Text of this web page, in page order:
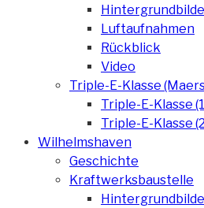
Luftaufnahmen
Rückblick
Video
Triple-E-Klasse
Triple-E-Klasse
Triple-E-Klasse
Wilhelmshaven
Geschichte
Kraftwerksbaustelle